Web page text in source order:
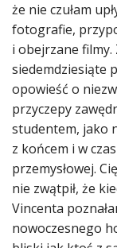
że nie czułam
fotografie,
i obejrzane filmy.
siedemdziesiąte
opowieść o
przyczepy
studentem, jako
z końcem i w
przemysłowej.
nie zwątpił, że
Vincenta
nowoczesnego